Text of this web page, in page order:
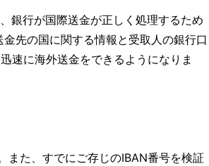
銀行が国際送金が正しく処理するため
先の国に関する情報と受取人の銀行口
速に海外送金をできるようになりま
また、すでにご存じのIBAN番号を検証